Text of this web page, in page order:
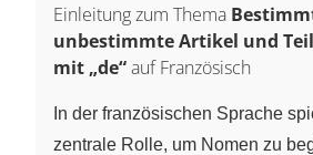
Einleitung zum Thema
unbestimmte Artikel und
mit „de“auf Französisch
In der französischen Sprache
zentrale Rolle, um Nomen zu